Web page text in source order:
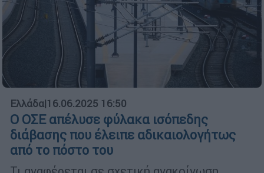
Ελλάδα|16.06.2025 16:50
Ο ΟΣΕ απέλυσε φύλακα ισόπεδης
διάβασης που έλειπε αδικαιολογήτως
από το πόστο του